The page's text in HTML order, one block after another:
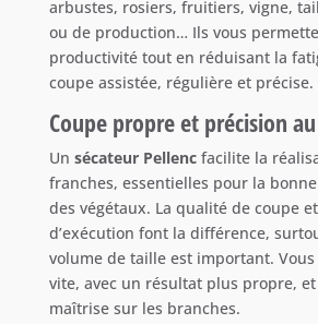
arbustes, rosiers, fruitiers, vigne,
ou de production… Ils vous
productivité tout en réduisant la
coupe assistée, régulière et précise.
Coupe propre et précision
Un sécateur Pellencfacilite la
franches, essentielles pour la
des végétaux. La qualité de coupe
d’exécution font la différence,
volume de taille est important.
vite, avec un résultat plus propre,
maîtrise sur les branches.